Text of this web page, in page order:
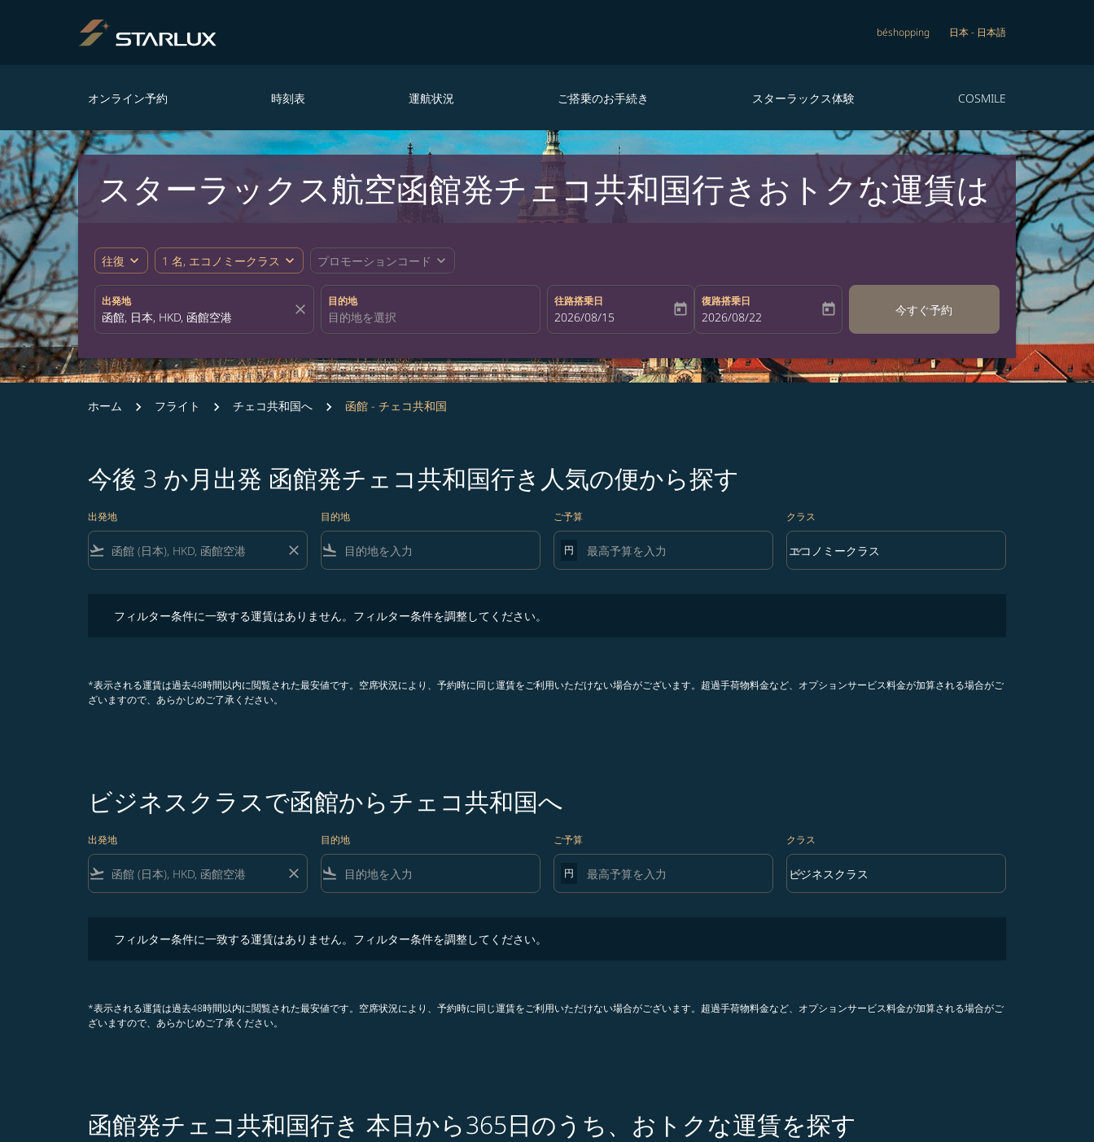
béshopping 日本- 日本語
オンライン予約 時刻表 運航状況 ご搭乗のお手続き スターラックス体験 COSMILE
スターラックス航空函館発チェコ共和国行きおトクな運賃は
往復 expand_more 1 名, エコノミークラス expand_more プロモーションコード expand_more
出発地
close
目的地 往路搭乗日
fc-booking-departure-date-aria-label
2026/08/15 today
復路搭乗日
fc-booking-return-date-aria-label
2026/08/22 today 今すぐ予約
ホーム フライト チェコ共和国へ 函館 - チェコ共和国
今後 3 か月出発 函館発チェコ共和国行き人気の便から探す
出発地
flight_takeoff close
目的地
flight_land
ご予算
円
クラス
クラス option エコノミークラス Selected
エコノミークラス
keyboard_arrow_down
フィルター条件に一致する運賃はありません。フィルター条件を調整してください。
*表示される運賃は過去48時間以内に閲覧された最安値です。空席状況により、予約時に同じ運賃をご利用いただけない場合がございます。超過手荷物料金など、オプションサービス料金が加算される場合がご
ざいますので、あらかじめご了承ください。
ビジネスクラスで函館からチェコ共和国へ
出発地
flight_takeoff close
目的地
flight_land
ご予算
円
クラス
クラス option ビジネスクラス Selected
ビジネスクラス
keyboard_arrow_down
フィルター条件に一致する運賃はありません。フィルター条件を調整してください。
*表示される運賃は過去48時間以内に閲覧された最安値です。空席状況により、予約時に同じ運賃をご利用いただけない場合がございます。超過手荷物料金など、オプションサービス料金が加算される場合がご
ざいますので、あらかじめご了承ください。
函館発チェコ共和国行き 本日から365日のうち、おトクな運賃を探す